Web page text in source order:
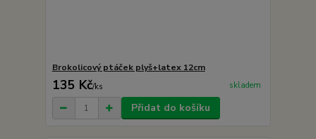
Brokolicový ptáček plyš+latex 12cm
135 Kč/ks skladem
Přidat do košíku